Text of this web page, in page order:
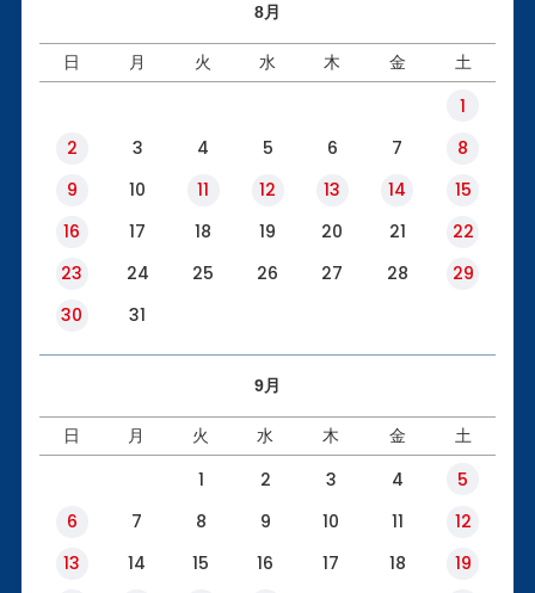
8月
日 月 火 水 木 金 土
1
2
3 4 5 6 7
8
9
10 11 12 13 14
15
16
17 18 19 20 21
22
23
24 25 26 27 28
29
30
31
9月
日 月 火 水 木 金 土
1 2 3 4
5
6
7 8 9 10 11
12
13
14 15 16 17 18 19